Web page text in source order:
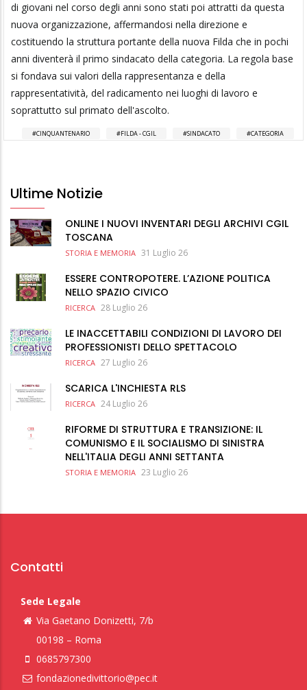
di giovani nel corso degli anni sono stati poi attratti da questa
nuova organizzazione, affermandosi nella direzione e
costituendo la struttura portante della nuova Filda che in pochi
anni diventerà il primo sindacato della categoria. La regola base
si fondava sui valori della rappresentanza e della
rappresentatività, del radicamento nei luoghi di lavoro e
soprattutto sul primato dell'ascolto.
CINQUANTENARIO FILDA - CGIL SINDACATO CATEGORIA
Ultime Notizie
ONLINE I NUOVI INVENTARI DEGLI ARCHIVI CGIL
TOSCANA
STORIA E MEMORIA 31 Luglio 26
ESSERE CONTROPOTERE. L’AZIONE POLITICA
NELLO SPAZIO CIVICO
RICERCA 28 Luglio 26
LE INACCETTABILI CONDIZIONI DI LAVORO DEI
PROFESSIONISTI DELLO SPETTACOLO
RICERCA 27 Luglio 26
SCARICA L'INCHIESTA RLS
RICERCA 24 Luglio 26
RIFORME DI STRUTTURA E TRANSIZIONE: IL
COMUNISMO E IL SOCIALISMO DI SINISTRA
NELL'ITALIA DEGLI ANNI SETTANTA
STORIA E MEMORIA 23 Luglio 26
Contatti
Sede Legale
Via Gaetano Donizetti, 7/b
00198 – Roma
0685797300
fondazionedivittorio@pec.it